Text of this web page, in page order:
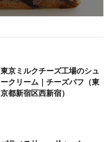
東京ミルクチーズ工場のシュ
ークリーム｜チーズパフ（東
京都新宿区西新宿）